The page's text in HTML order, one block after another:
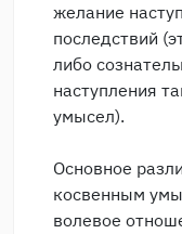
желание
последствий
либо
наступления
умысел).
Основное
косвенным
волевое